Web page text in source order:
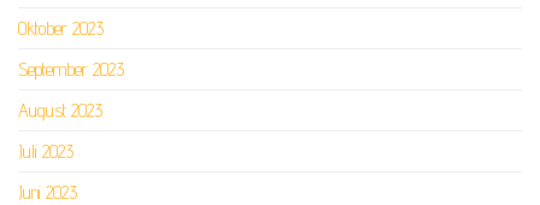
Oktober 2023
September 2023
August 2023
Juli 2023
Juni 2023